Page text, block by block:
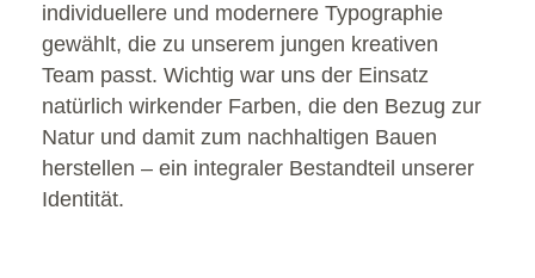
individuellere und modernere Typographie
gewählt, die zu unserem jungen kreativen
Team passt. Wichtig war uns der Einsatz
natürlich wirkender Farben, die den Bezug zur
Natur und damit zum nachhaltigen Bauen
herstellen – ein integraler Bestandteil unserer
Identität.